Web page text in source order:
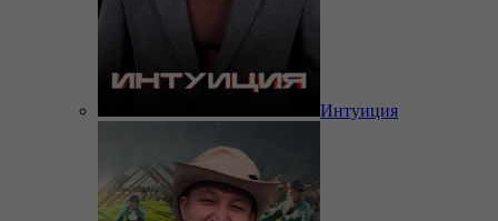
Интуиция